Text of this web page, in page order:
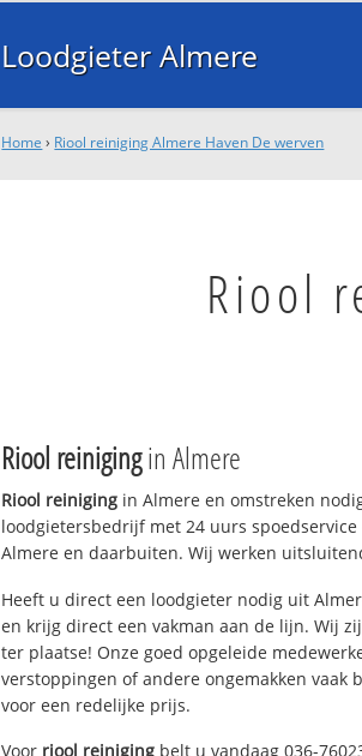
Loodgieter Almere
Home › Riool reiniging Almere Haven De werven
Riool
Riool reinigingin Almere
Riool reiniging in Almere en omstreken
loodgietersbedrijf met 24 uurs
Almere en daarbuiten. Wij werken
Heeft u direct een loodgieter nodig uit
en krijg direct een vakman aan de lijn. Wij
ter plaatse! Onze goed opgeleide
verstoppingen of andere ongemakken vaak
voor een redelijke prijs.
Voor riool reiniging belt u vandaag 036-